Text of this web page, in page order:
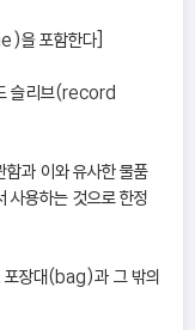
을 포함한다]
슬리브(record
과 이와 유사한 물품
사용하는 것으로 한정
장대(bag)과 그 밖의